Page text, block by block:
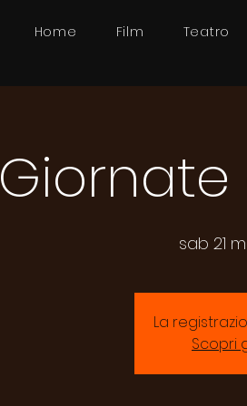
Home Film Teatro
sab 21
La
Scopri